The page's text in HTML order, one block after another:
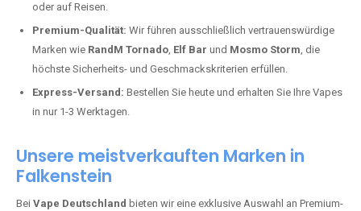
oder auf Reisen.
Premium-Qualität: Wir führen ausschließlich vertrauenswürdige
Marken wie RandM Tornado, Elf Bar und Mosmo Storm, die
höchste Sicherheits- und Geschmackskriterien erfüllen.
Express-Versand: Bestellen Sie heute und erhalten Sie Ihre Vapes
in nur 1-3 Werktagen.
Unsere meistverkauften Marken in
Falkenstein
Bei Vape Deutschland bieten wir eine exklusive Auswahl an Premium-